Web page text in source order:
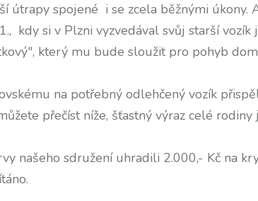
útrapy spojené i se zcela běžnými úkony.
kdy si v Plzni vyzvedával svůj starší vozík
který mu bude sloužit pro pohyb
na potřebný odlehčený vozík
přečíst níže, šťastný výraz celé rodiny
našeho sdružení uhradili 2.000,- Kč na